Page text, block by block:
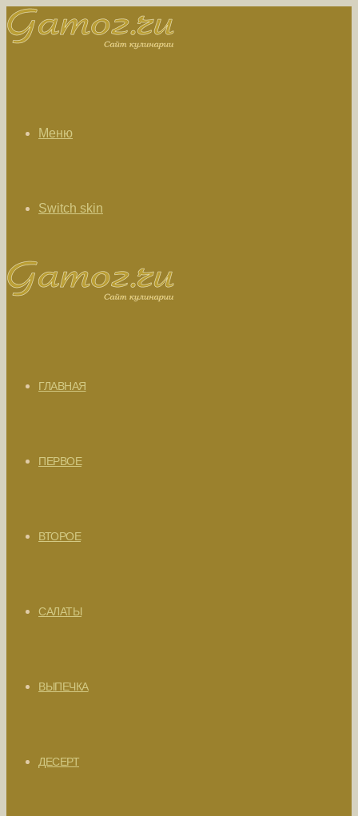
Меню
Switch skin
ГЛАВНАЯ
ПЕРВОЕ
ВТОРОЕ
САЛАТЫ
ВЫПЕЧКА
ДЕСЕРТ